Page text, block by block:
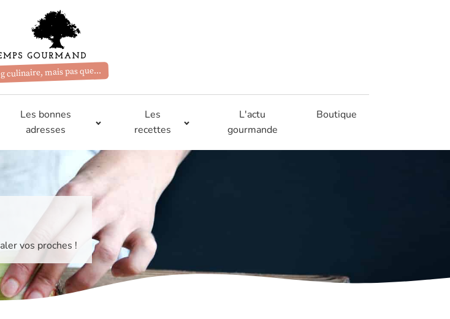
culinaire, mais pas que...
Les bonnes
adresses
Les
recettes
L'actu
gourmande
Boutique
vos proches !